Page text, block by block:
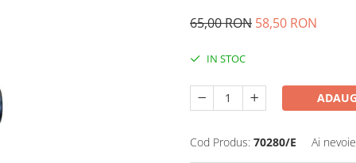
65,00 RON 58,50 RON
IN STOC
Cod Produs: 70280/E Ai